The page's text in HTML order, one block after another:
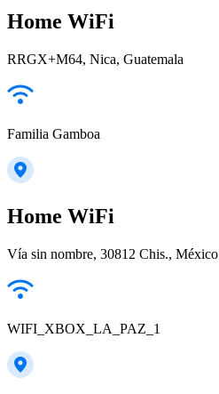
Home WiFi
RRGX+M64, Nica, Guatemala
Familia Gamboa
Home WiFi
Vía sin nombre, 30812 Chis., México
WIFI_XBOX_LA_PAZ_1